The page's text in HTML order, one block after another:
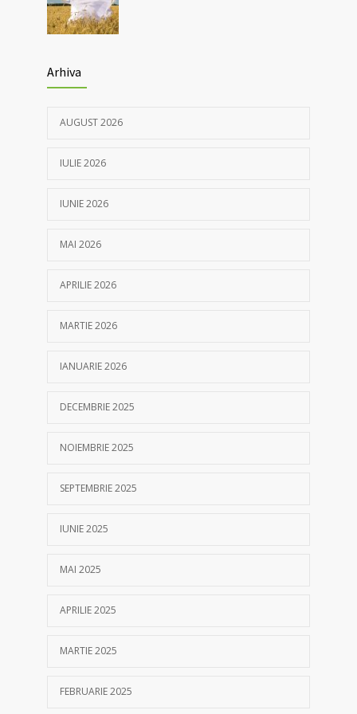
Arhiva
AUGUST 2026
IULIE 2026
IUNIE 2026
MAI 2026
APRILIE 2026
MARTIE 2026
IANUARIE 2026
DECEMBRIE 2025
NOIEMBRIE 2025
SEPTEMBRIE 2025
IUNIE 2025
MAI 2025
APRILIE 2025
MARTIE 2025
FEBRUARIE 2025